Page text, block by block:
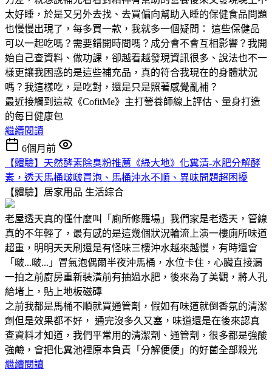
太好睡，於是又另外去找、去買偏向幫助入睡的保健食品問題
也慢慢出現了，每多買一款，我就多一個疑問： 這些保健品
可以一起吃嗎？需要錯開時間嗎？成分會不會互相影響？我開
始自己查資料、做功課，卻越看越發現資訊很多、說法也不一
樣更讓我困惑的是這些補充品，真的符合我現在的身體狀況
嗎？我這樣吃，是吃對，還是只是照著感覺亂補？
最近接觸到這款《CofitMe》主打營養師線上評估、量身打造
的每日健康包
繼續閱讀
6個月前
【體驗】天然酵素除臭粉推薦《綠大地》化糞清-水肥分解酵
素，透天馬桶啵啵冒泡、馬桶沖水不順、異味問題超困擾
【體驗】居家用品 生活綜合
老屋透天真的懂什麼叫「廁所修羅場」我們家是老透天，管線
真的不年輕了，最有感的是這幾個狀況輪流上演一樓廁所味道
超重，明明天天刷還是有怪味三樓沖水越來越慢，有時還會
「啵...啵...」冒氣泡偶爾半夜沖馬桶，水位卡住，心臟直接漏
一拍之前廚房重新裝潢前有抽過水肥，後來為了美觀，將人孔
給堵上，貼上地板磁磚
之前我都是馬桶不順就買通管劑，假如有味道就倒香氛的清潔
劑但是效果都不好， 通完沒多久又塞，味道還是在後來認真
查資料才知道，我們平常用的清潔劑、通管劑，很多都是強酸
強鹼，會把化糞池裡原本負責「分解便便」的好菌全部殺光
繼續閱讀